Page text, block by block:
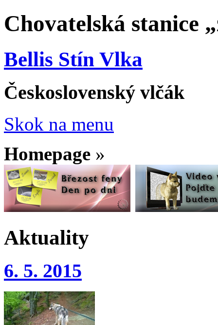
Chovatelská stanice
Bellis Stín Vlka
Československý vlčák
Skok na menu
Homepage »
Aktuality
6. 5. 2015